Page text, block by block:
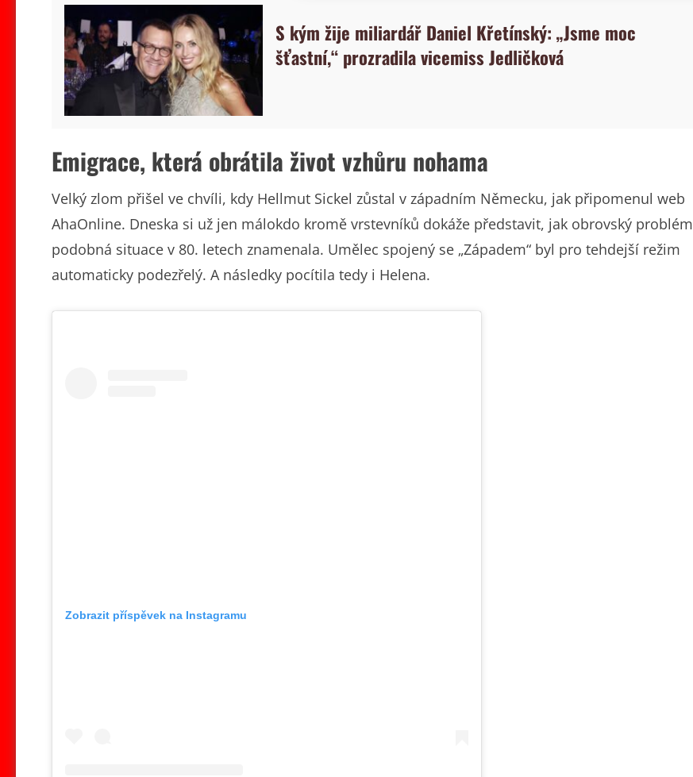
odstraňování chyb, Poskytování a zobrazování reklamy a
obsahu, Ukládání a sdělování voleb ochrany osobních údajů.
S kým žije miliardář Daniel Křetínský: „Jsme moc
šťastní,“ prozradila vicemiss Jedličková
Emigrace, která obrátila život vzhůru nohama
Velký zlom přišel ve chvíli, kdy Hellmut Sickel zůstal v západním Německu, jak připomenul web
AhaOnline. Dneska si už jen málokdo kromě vrstevníků dokáže představit, jak obrovský problém
podobná situace v 80. letech znamenala. Umělec spojený se „Západem“ byl pro tehdejší režim
automaticky podezřelý. A následky pocítila tedy i Helena.
Zobrazit příspěvek na Instagramu